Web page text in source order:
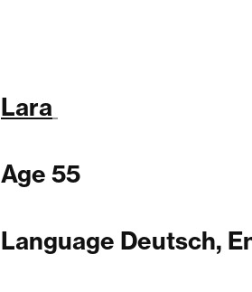
Lara
Age 55
Language Deutsch,